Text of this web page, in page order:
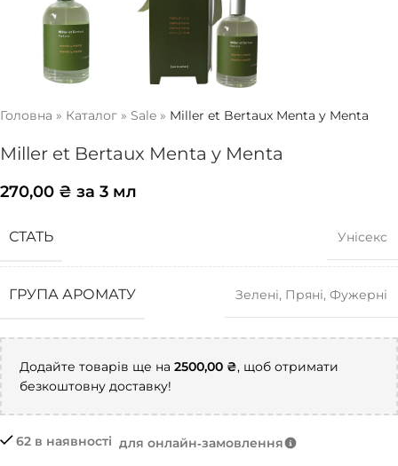
Головна » Каталог » Sale » Miller et Bertaux Menta y Menta
Miller et Bertaux Menta y Menta
270,00 ₴ за 3 мл
СТАТЬ Унісекс
ГРУПА АРОМАТУ Зелені, Пряні, Фужерні
Додайте товарів ще на 2500,00 ₴, щоб отримати
безкоштовну доставку!
62 в наявності для онлайн‑замовлення